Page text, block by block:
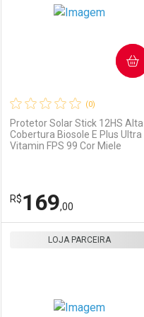
Comprar sem Desconto
Por R$ 169,00/cada
Por R$ 169,00/cada
(0)
Protetor Solar Stick 12HS Alta
Cobertura Biosole E Plus Ultra
Vitamin FPS 99 Cor Miele
R$169,00
COMPRAR
LOJA PARCEIRA